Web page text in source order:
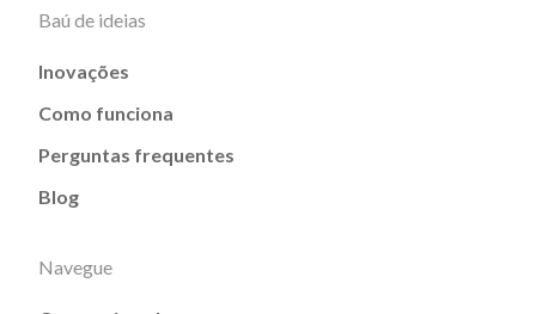
Baú de ideias
Inovações
Como funciona
Perguntas frequentes
Blog
Navegue